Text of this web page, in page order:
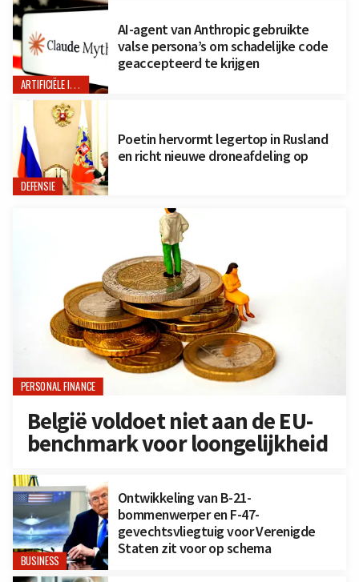
ARTIFICIËLE INTELLIGENTIE
AI-agent van Anthropic gebruikte
valse persona’s om schadelijke code
geaccepteerd te krijgen
DEFENSIE
Poetin hervormt legertop in Rusland
en richt nieuwe droneafdeling op
PERSONAL FINANCE
België voldoet niet aan de EU-
benchmark voor loongelijkheid
BUSINESS
Ontwikkeling van B-21-
bommenwerper en F-47-
gevechtsvliegtuig voor Verenigde
Staten zit voor op schema